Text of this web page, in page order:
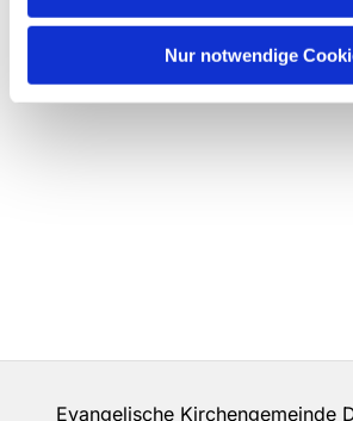
Nur notwendige
Evangelische